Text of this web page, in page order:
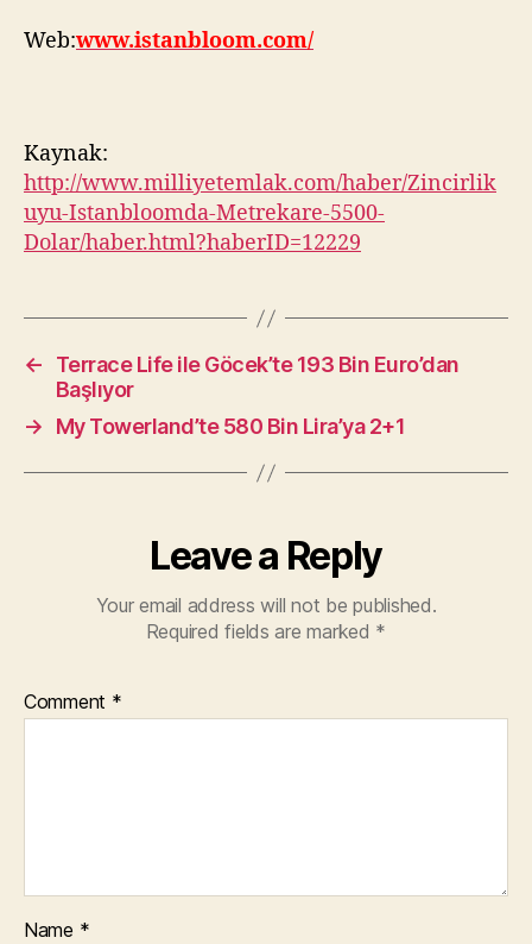
Web:www.istanbloom.com/
Kaynak:
http://www.milliyetemlak.com/haber/Zincirlik
uyu-Istanbloomda-Metrekare-5500-
Dolar/haber.html?haberID=12229
←
Terrace Life ile Göcek’te 193 Bin Euro’dan
Başlıyor
→
My Towerland’te 580 Bin Lira’ya 2+1
Leave a Reply
Your email address will not be published.
Required fields are marked *
Comment *
Name *